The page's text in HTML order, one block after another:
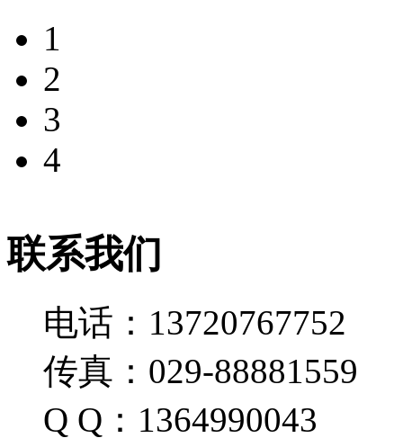
1
2
3
4
联系我们
电话：13720767752
传真：029-88881559
Q Q：1364990043